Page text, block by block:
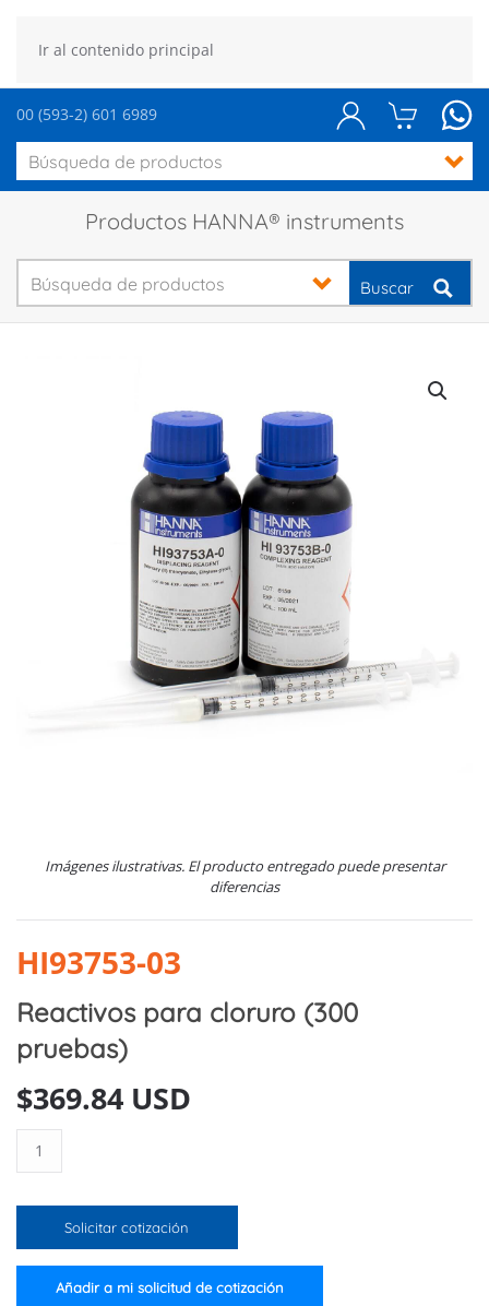
Ir al contenido principal
00 (593-2) 601 6989
Productos HANNA® instruments
Buscar
Imágenes ilustrativas. El producto entregado puede presentar
diferencias
HI93753-03
Reactivos para cloruro (300
pruebas)
$369.84 USD
para
(300
pruebas)Solicitar cotización
Añadir a mi solicitud de cotización